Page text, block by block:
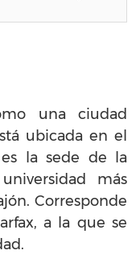
una ciudad
ubicada en el
la sede de la
más
Corresponde
a la que se